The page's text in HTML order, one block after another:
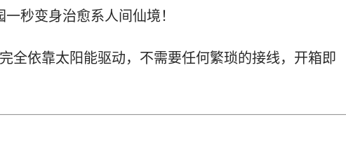
秒变身治愈系人间仙境！
完全依靠太阳能驱动，不需要任何繁琐的接线，开箱即